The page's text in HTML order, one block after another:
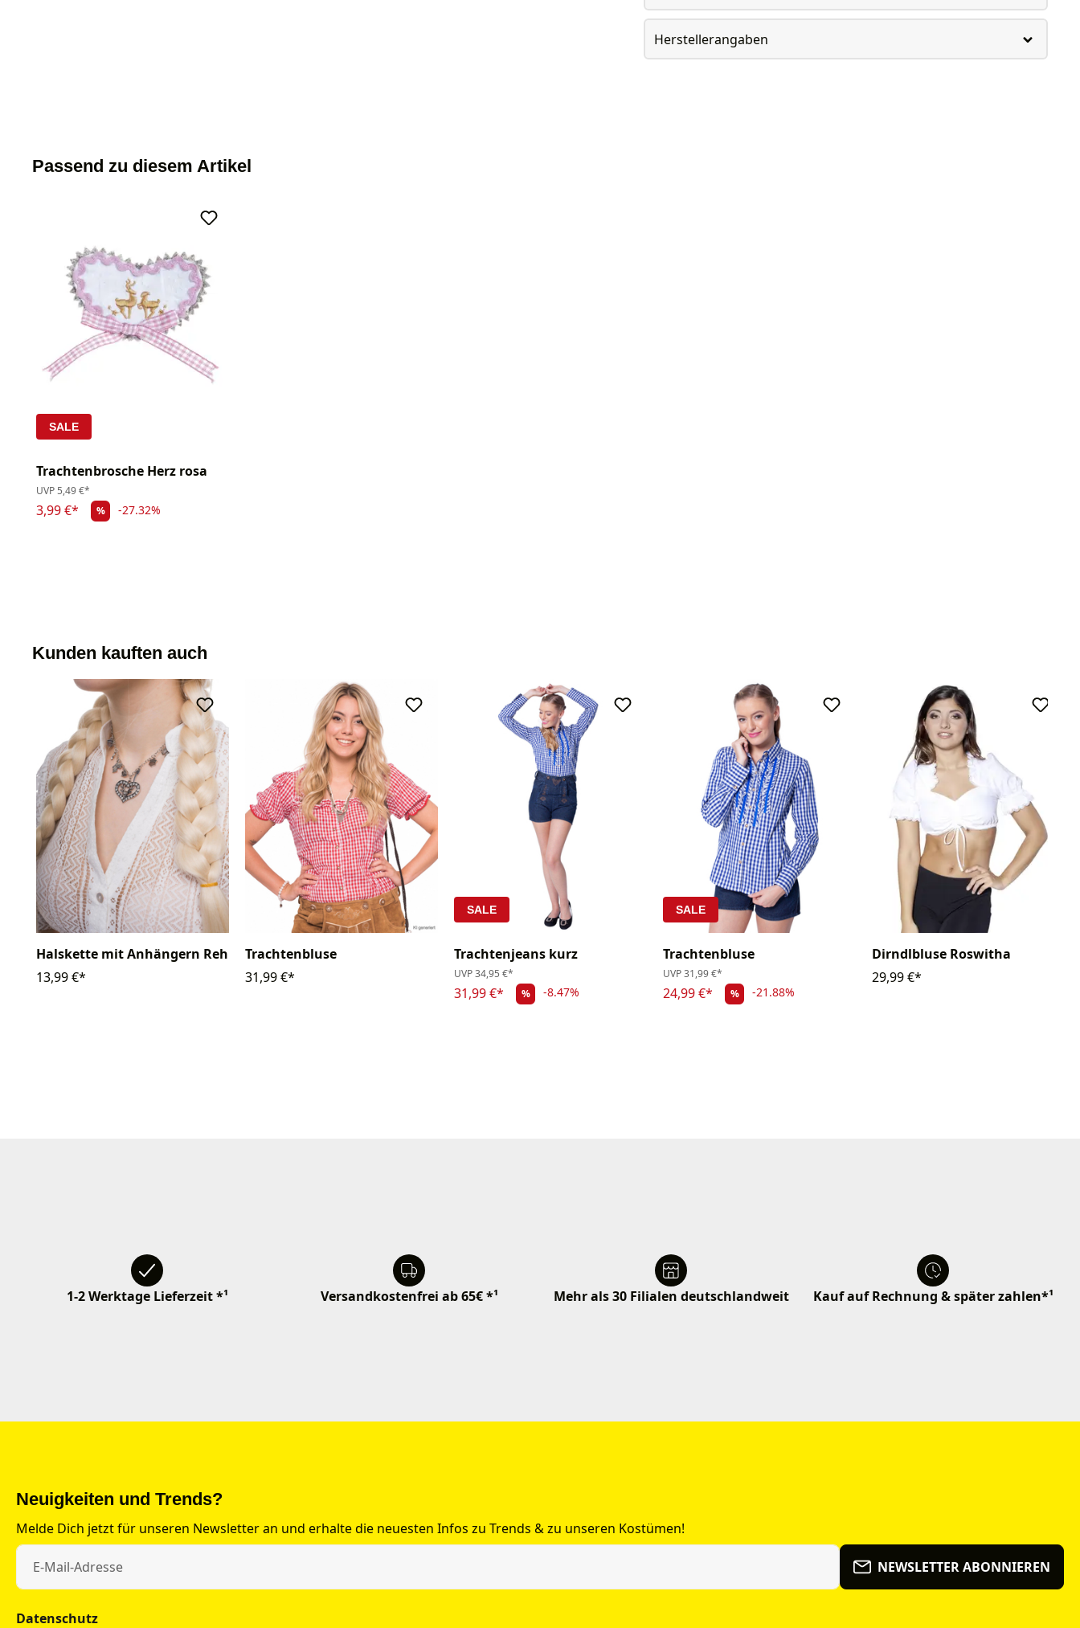
Herstellerangaben
Passend zu diesem Artikel
SALE
Trachtenbrosche Herz rosa
UVP 5,49 €*
3,99 €* % -27.32%
Kunden kauften auch
Halskette mit Anhängern Reh
13,99 €*
Trachtenbluse
31,99 €*
SALE
Trachtenjeans kurz
UVP34,95 €*
31,99 €* % -8.47%
SALE
Trachtenbluse
UVP31,99 €*
24,99 €* % -21.88%
Dirndlbluse Roswitha
29,99 €*
1-2 Werktage Lieferzeit *¹ Versandkostenfrei ab 65€ *¹ Mehr als 30 Filialen deutschlandweit Kauf auf Rechnung & später zahlen*¹
Neuigkeiten und Trends?
Melde Dich jetzt für unseren Newsletter an und erhalte die neuesten Infos zu Trends & zu unseren Kostümen!
NEWSLETTER ABONNIEREN
Datenschutz